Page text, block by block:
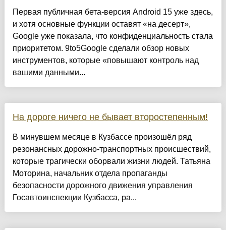
Первая публичная бета-версия Android 15 уже здесь,
и хотя основные функции оставят «на десерт»,
Google уже показала, что конфиденциальность стала
приоритетом. 9to5Google сделали обзор новых
инструментов, которые «повышают контроль над
вашими данными...
На дороге ничего не бывает второстепенным!
В минувшем месяце в Кузбассе произошёл ряд
резонансных дорожно-транспортных происшествий,
которые трагически оборвали жизни людей. Татьяна
Моторина, начальник отдела пропаганды
безопасности дорожного движения управления
Госавтоинспекции Кузбасса, ра...